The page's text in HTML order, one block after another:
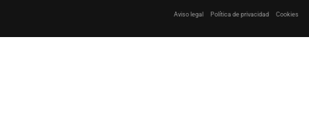
Aviso legal Política de privacidad Cookies